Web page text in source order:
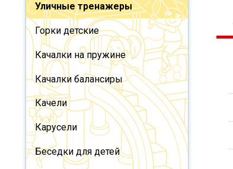
Уличные тренажеры
Горки детские
Качалки на пружине
Качалки балансиры
Качели
Карусели
Беседки для детей